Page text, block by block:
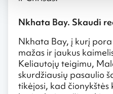
Nkhata Bay. Skaudi
Nkhata Bay, į kurį
mažas ir jaukus
Keliautojų teigimu,
skurdžiausių pasaulio
tikėjosi, kad čionykštės